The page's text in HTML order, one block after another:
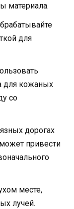
материала.
для
для кожаных
со
дорогах
привести
месте,
лучей.